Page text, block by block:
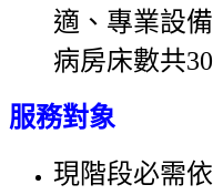
適、專業設
病房床數共
服務對象
現階段必需